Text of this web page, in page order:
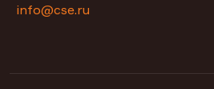
info@cse.ru